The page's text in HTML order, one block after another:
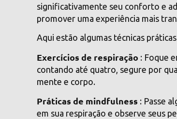
significativamente seu conforto e
promover uma experiência mais
Aqui estão algumas técnicas
Exercícios de respiração : Foque
contando até quatro, segure por
mente e corpo.
Práticas de mindfulness : Passe
em sua respiração e observe seus